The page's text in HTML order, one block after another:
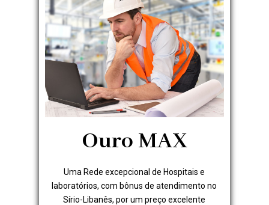
Ouro MAX
Uma Rede excepcional de Hospitais e
laboratórios, com bônus de atendimento no
Sírio-Libanês, por um preço excelente